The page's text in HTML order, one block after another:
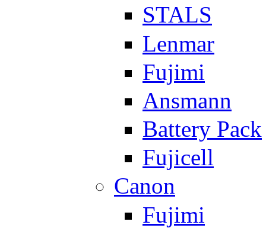
STALS
Lenmar
Fujimi
Ansmann
Battery Pack
Fujicell
Canon
Fujimi